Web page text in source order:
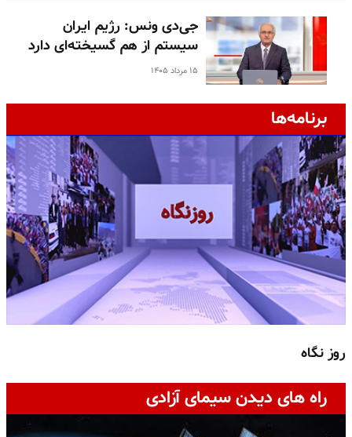
جی‌دی ونس: رژیم ایران
سیستم از هم گسیخته‌ای دارد
۱۵ مرداد ۱۴۰۵
برنامه‌ها
روز نگاه
راه های دیدن سیمای آزادی